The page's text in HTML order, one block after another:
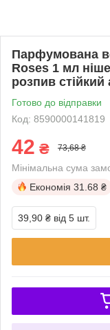
Парфумована
Roses 1 мл
розпив
Готово до відправки
Код: 8590000141819
42 ₴ 73,68 ₴
Мінімальна сума
Економія 31.68 ₴
39,90 ₴ від 5 шт.